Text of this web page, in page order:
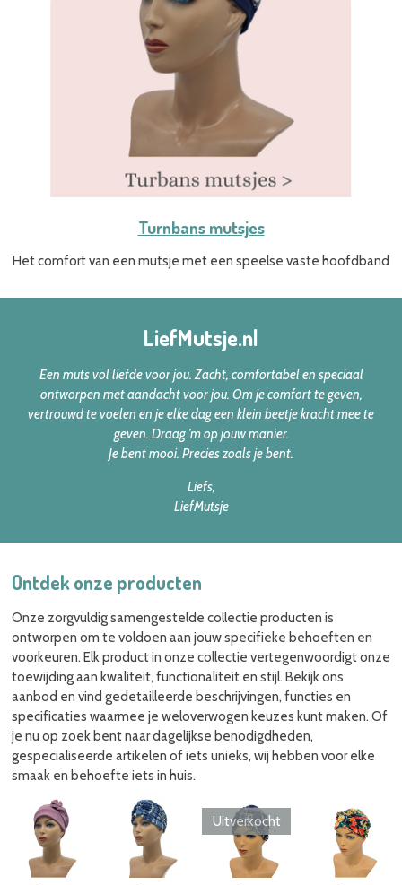
Turnbans mutsjes
Het comfort van een mutsje met een speelse vaste hoofdband
LiefMutsje.nl
Een muts vol liefde voor jou.Zacht, comfortabel en speciaal
ontworpen met aandacht voor jou. Om je comfort te geven,
vertrouwd te voelen en je elke dag een klein beetje kracht mee te
geven. Draag ’m op jouw manier.
Je bent mooi. Precies zoals je bent.
Liefs,
LiefMutsje
Ontdek onze producten
Onze zorgvuldig samengestelde collectie producten is
ontworpen om te voldoen aan jouw specifieke behoeften en
voorkeuren. Elk product in onze collectie vertegenwoordigt onze
toewijding aan kwaliteit, functionaliteit en stijl. Bekijk ons
aanbod en vind gedetailleerde beschrijvingen, functies en
specificaties waarmee je weloverwogen keuzes kunt maken. Of
je nu op zoek bent naar dagelijkse benodigdheden,
gespecialiseerde artikelen of iets unieks, wij hebben voor elke
smaak en behoefte iets in huis.
Uitverkocht